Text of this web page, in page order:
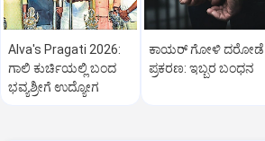
Alva's Pragati 2026:
ಗಾಲಿ ಕುರ್ಚಿಯಲ್ಲಿ ಬಂದ
ಭವ್ಯಶ್ರೀಗೆ ಉದ್ಯೋಗ
ಕಾಯರ್ ಗೋಳಿ ದರೋಡೆ
ಪ್ರಕರಣ: ಇಬ್ಬರ ಬಂಧನ